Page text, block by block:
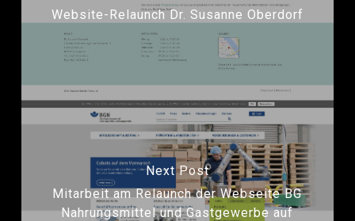
Website-Relaunch Dr. Susanne Oberdorf
Next Post
Mitarbeit am Relaunch der Webseite BG
Nahrungsmittel und Gastgewerbe auf